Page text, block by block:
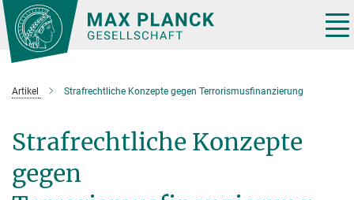
Hauptinhalt
Artikel Strafrechtliche Konzepte gegen Terrorismusfinanzierung
Strafrechtliche Konzepte
gegen